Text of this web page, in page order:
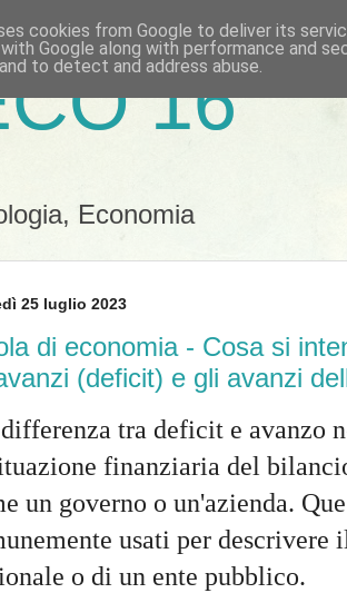
16
Economia
25 luglio 2023
di economia - Cosa si
(deficit) e gli avanzi
tra deficit e avanzo
finanziaria del
un governo o un'azienda.
usati per
o di un ente pubblico.
cookies from Google to deliver its
Google along with performance and
to detect and address abuse.